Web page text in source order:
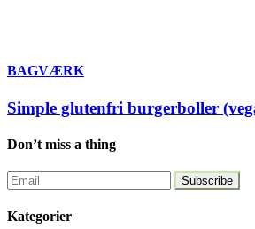
BAGVÆRK
Simple glutenfri burgerboller
Don’t miss a thing
Kategorier